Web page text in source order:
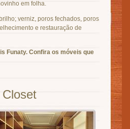
em folha.
verniz, poros fechados, poros
e restauração de
Funaty. Confira os móveis que
Closet